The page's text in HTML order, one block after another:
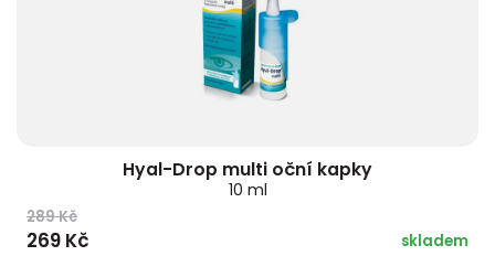
Hyal-Drop multi oční kapky
10 ml
289 Kč
269 Kč skladem